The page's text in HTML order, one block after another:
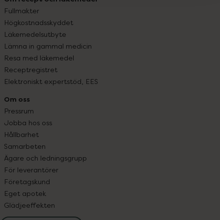
Fullmakter
Högkostnadsskyddet
Läkemedelsutbyte
Lämna in gammal medicin
Resa med läkemedel
Receptregistret
Elektroniskt expertstöd, EES
Om oss
Pressrum
Jobba hos oss
Hållbarhet
Samarbeten
Ägare och ledningsgrupp
För leverantörer
Företagskund
Eget apotek
Glädjeeffekten